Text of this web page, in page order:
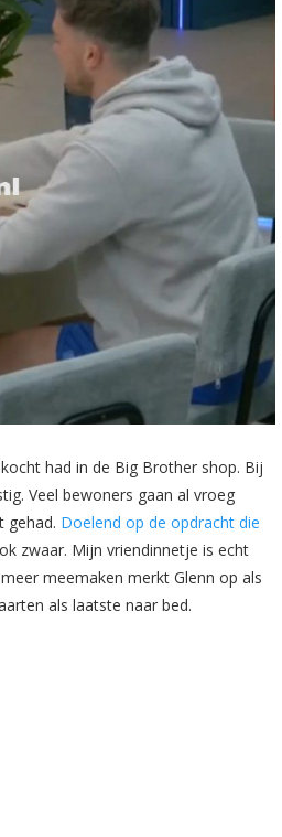
had in de Big Brother shop. Bij
Veel bewoners gaan al vroeg
gehad. Doelend op de opdracht die
zwaar. Mijn vriendinnetje is echt
meemaken merkt Glenn op als
als laatste naar bed.